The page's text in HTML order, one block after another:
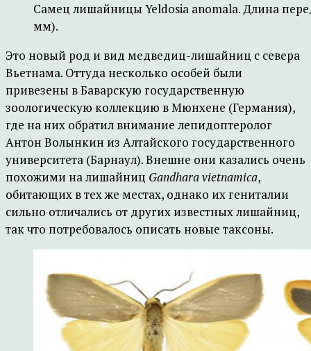
Самец лишайницы Yeldosia anomala. Длина
мм).
Это новый род и вид медведиц-лишайниц с севера
Вьетнама. Оттуда несколько особей были
привезены в Баварскую государственную
зоологическую коллекцию в Мюнхене (Германия),
где на них обратил внимание лепидоптеролог
Антон Волынкин из Алтайского государственного
университета (Барнаул). Внешне они казались очень
похожими на лишайниц Gandhara vietnamica,
обитающих в тех же местах, однако их гениталии
сильно отличались от других известных лишайниц,
так что потребовалось описать новые таксоны.